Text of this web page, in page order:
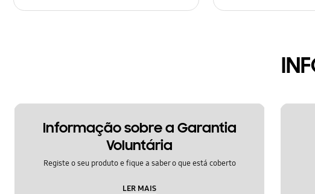
Informação sobre a Garantia
Voluntária
Registe o seu produto e fique a saber o que está coberto
LER MAIS